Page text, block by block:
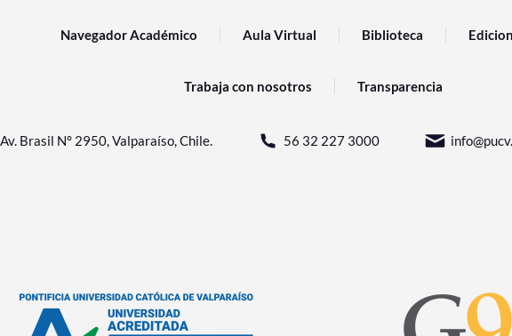
Navegador Académico Aula Virtual Biblioteca
Trabaja con nosotros Transparencia
Av. Brasil N° 2950, Valparaíso, Chile. 56 32 227 3000